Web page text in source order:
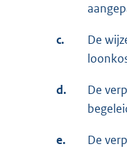
c.
De
d.
De
e. De